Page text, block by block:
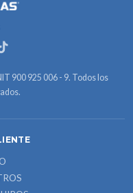
900 925 006 - 9. Todos los